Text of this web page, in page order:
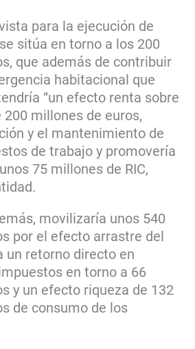
para la ejecución de
sitúa en torno a los 200
que además de contribuir
habitacional que
“un efecto renta sobre
millones de euros,
y el mantenimiento de
de trabajo y promovería
75 millones de RIC,
movilizaría unos 540
por el efecto arrastre del
un retorno directo en
en torno a 66
y un efecto riqueza de 132
de consumo de los